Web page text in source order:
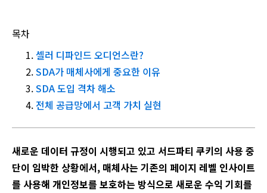
목차
셀러 디파인드 오디언스란?
SDA가 매체사에게 중요한 이유
SDA 도입 격차 해소
전체 공급망에서 고객 가치 실현
새로운 데이터 규정이 시행되고 있고 서드파티 쿠키의 사용 중
단이 임박한 상황에서, 매체사는 기존의 페이지 레벨 인사이트
를 사용해 개인정보를 보호하는 방식으로 새로운 수익 기회를